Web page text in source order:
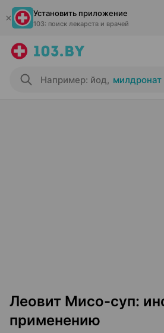
Установить приложение
103: поиск лекарств и врачей
Например: йод, милдронат
Леовит Мисо-суп:
применению